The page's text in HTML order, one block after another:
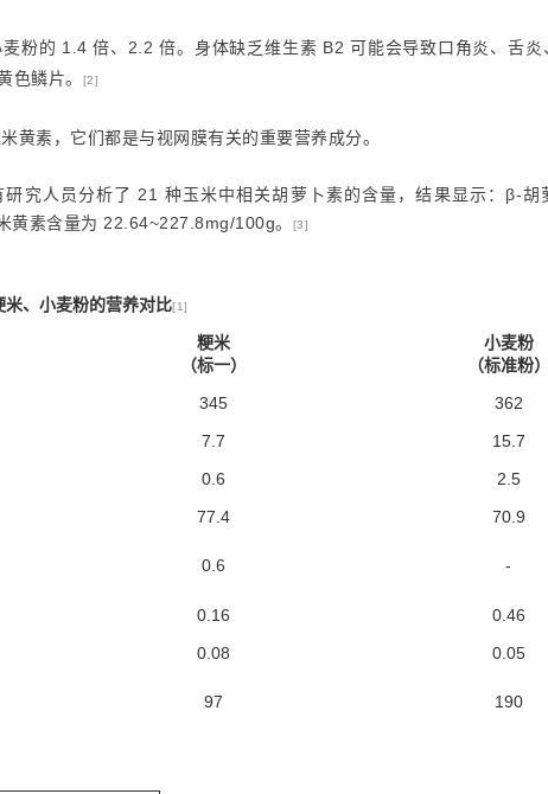
粉的 1.4 倍、2.2 倍。身体缺乏维生素 B2 可能会导致口角炎、舌炎
色鳞片。
[2]
黄素，它们都是与视网膜有关的重要营养成分。
究人员分析了 21 种玉米中相关胡萝卜素的含量，结果显示：β-胡
素含量为 22.64~227.8mg/100g。
[3]
米、小麦粉的营养对比[1]
粳米
（标一）
小麦粉
（标准粉）
345
362
7.7
15.7
0.6
2.5
77.4
70.9
0.6 -
0.16
0.46
0.08
0.05
97 190